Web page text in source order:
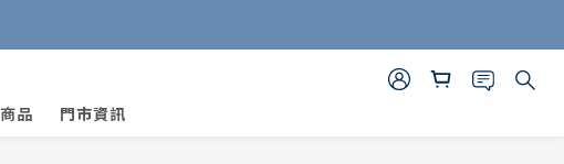
品 門市資訊